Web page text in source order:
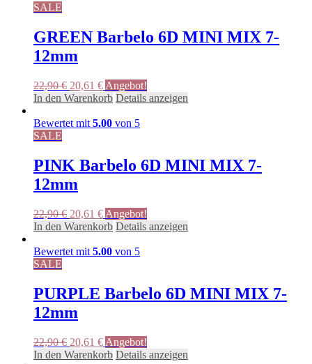
SALE
GREEN Barbelo 6D MINI MIX 7-
12mm
22,90€ Ursprünglicher
Preis
22,90 €
20,61 €Aktueller
Preis
20,61 €.
Angebot!
In den Warenkorb Details anzeigen
Bewertet mit 5.00 von 5
SALE
PINK Barbelo 6D MINI MIX 7-
12mm
22,90€ Ursprünglicher
Preis
22,90 €
20,61 €Aktueller
Preis
20,61 €.
Angebot!
In den Warenkorb Details anzeigen
Bewertet mit 5.00 von 5
SALE
PURPLE Barbelo 6D MINI MIX 7-
12mm
22,90€ Ursprünglicher
Preis
20,61 €Aktueller
Preis
Angebot!
In den Warenkorb Details anzeigen